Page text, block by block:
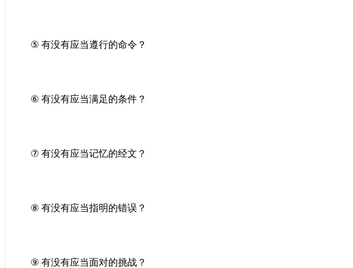
⑤ 有没有应当遵行的命令？
⑥ 有没有应当满足的条件？
⑦ 有没有应当记忆的经文？
⑧ 有没有应当指明的错误？
⑨ 有没有应当面对的挑战？